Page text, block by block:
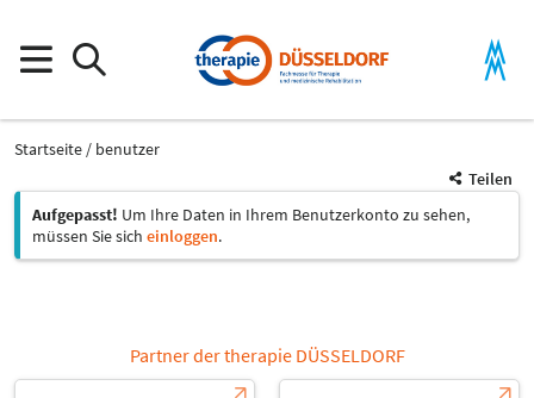
Startseite
benutzer
Teilen
Aufgepasst! Um Ihre Daten in Ihrem Benutzerkonto zu sehen,
müssen Sie sich einloggen.
Partner der therapie DÜSSELDORF